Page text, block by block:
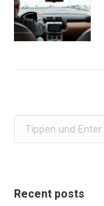
Search:
Recent posts